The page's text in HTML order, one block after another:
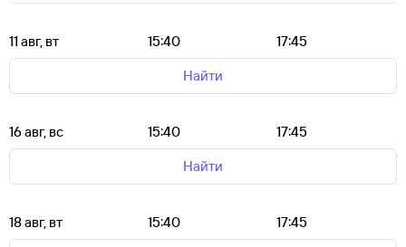
11 авг, вт 15:40
17:45
Найти
16 авг, вс 15:40
17:45
Найти
18 авг, вт 15:40
17:45